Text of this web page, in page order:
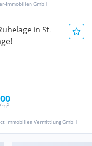
Immobilien GmbH
in St.
Immobilien Vermittlung GmbH